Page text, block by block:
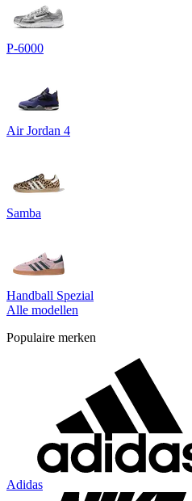
P-6000
Air Jordan 4
Samba
Handball Spezial
Alle modellen
Populaire merken
Adidas